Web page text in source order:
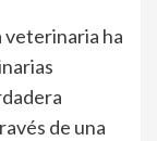
veterinaria ha
de una